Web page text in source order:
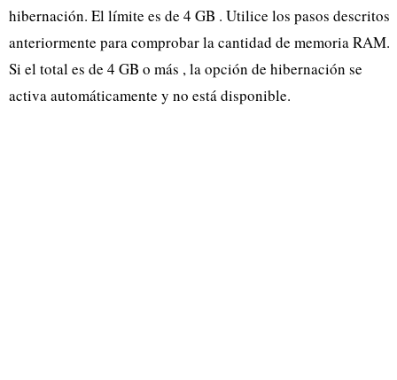
hibernación. El límite es de 4 GB . Utilice los pasos descritos
anteriormente para comprobar la cantidad de memoria RAM.
Si el total es de 4 GB o más , la opción de hibernación se
activa automáticamente y no está disponible.